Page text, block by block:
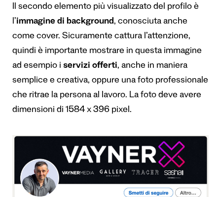
Il secondo elemento più visualizzato del profilo è
l’immagine di background, conosciuta anche
come cover. Sicuramente cattura l’attenzione,
quindi è importante mostrare in questa immagine
ad esempio i servizi offerti, anche in maniera
semplice e creativa, oppure una foto professionale
che ritrae la persona al lavoro. La foto deve avere
dimensioni di 1584 x 396 pixel.